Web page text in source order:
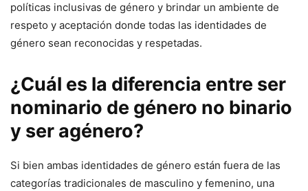
políticas inclusivas de género y brindar un ambiente de
respeto y aceptación donde todas las identidades de
género sean reconocidas y respetadas.
¿Cuál es la diferencia entre ser
nominario de género no binario
y ser agénero?
Si bien ambas identidades de género están fuera de las
categorías tradicionales de masculino y femenino, una